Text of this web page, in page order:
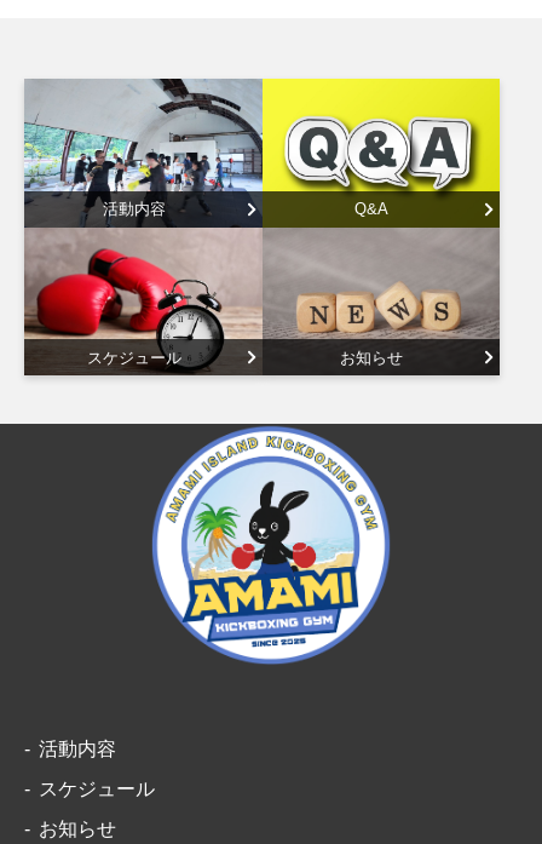
活動内容 Q&A
スケジュール お知らせ
活動内容
スケジュール
お知らせ